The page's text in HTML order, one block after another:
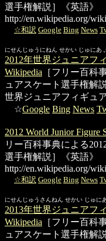
選手権解説］《英語》
http://en.wikipedia.org/
☆和訳 Google Bing News
にせんじゅうにねん せかい じゅに
2012年世界ジュニアフ
Wikipedia ［フリー百科
ュアスケート選手権解説
世界ジュニアフィギュ
☆Google Bing News
2012 World Junior Figure
リー百科事典による
選手権解説］《英語》
http://en.wikipedia.org/
☆和訳 Google Bing News
にせんじゅうさんねん せかい じゅ
2013年世界ジュニアフ
Wikipedia ［フリー百科
ュアスケート選手権解説